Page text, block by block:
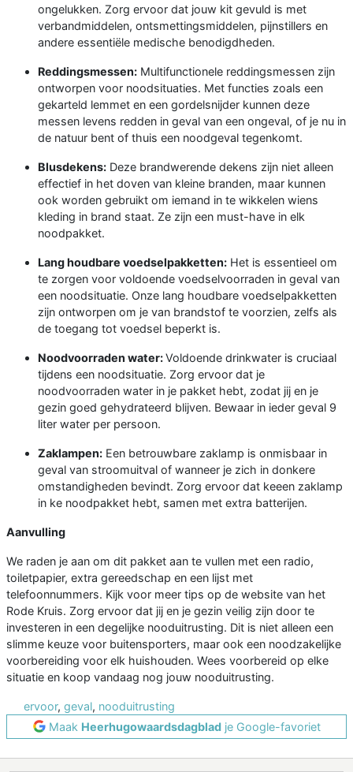
ongelukken. Zorg ervoor dat jouw kit gevuld is met
verbandmiddelen, ontsmettingsmiddelen, pijnstillers en
andere essentiële medische benodigdheden.
Reddingsmessen: Multifunctionele reddingsmessen zijn
ontworpen voor noodsituaties. Met functies zoals een
gekarteld lemmet en een gordelsnijder kunnen deze
messen levens redden in geval van een ongeval, of je nu in
de natuur bent of thuis een noodgeval tegenkomt.
Blusdekens: Deze brandwerende dekens zijn niet alleen
effectief in het doven van kleine branden, maar kunnen
ook worden gebruikt om iemand in te wikkelen wiens
kleding in brand staat. Ze zijn een must-have in elk
noodpakket.
Lang houdbare voedselpakketten: Het is essentieel om
te zorgen voor voldoende voedselvoorraden in geval van
een noodsituatie. Onze lang houdbare voedselpakketten
zijn ontworpen om je van brandstof te voorzien, zelfs als
de toegang tot voedsel beperkt is.
Noodvoorraden water:Voldoende drinkwater is cruciaal
tijdens een noodsituatie. Zorg ervoor dat je
noodvoorraden water in je pakket hebt, zodat jij en je
gezin goed gehydrateerd blijven. Bewaar in ieder geval 9
liter water per persoon.
Zaklampen: Een betrouwbare zaklamp is onmisbaar in
geval van stroomuitval of wanneer je zich in donkere
omstandigheden bevindt. Zorg ervoor dat keeen zaklamp
in ke noodpakket hebt, samen met extra batterijen.
Aanvulling
We raden je aan om dit pakket aan te vullen met een radio,
toiletpapier, extra gereedschap en een lijst met
telefoonnummers. Kijk voor meer tips op de website van het
Rode Kruis. Zorg ervoor dat jij en je gezin veilig zijn door te
investeren in een degelijke nooduitrusting. Dit is niet alleen een
slimme keuze voor buitensporters, maar ook een noodzakelijke
voorbereiding voor elk huishouden. Wees voorbereid op elke
situatie en koop vandaag nog jouw nooduitrusting.
ervoor, geval, nooduitrusting
Maak Heerhugowaardsdagbladje Google-favoriet